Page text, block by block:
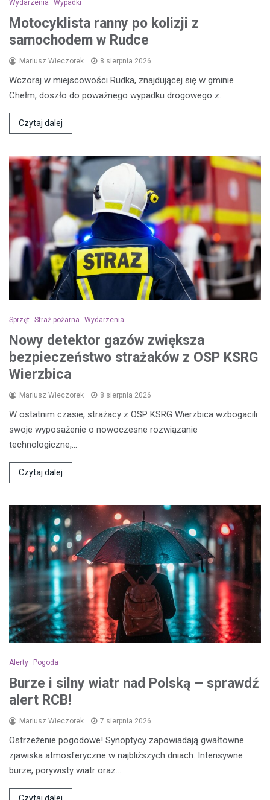
Wydarzenia Wypadki
Motocyklista ranny po kolizji z
samochodem w Rudce
Mariusz Wieczorek 8 sierpnia 2026
Wczoraj w miejscowości Rudka, znajdującej się w gminie
Chełm, doszło do poważnego wypadku drogowego z…
Czytaj dalej
Sprzęt Straż pożarna Wydarzenia
Nowy detektor gazów zwiększa
bezpieczeństwo strażaków z OSP KSRG
Wierzbica
Mariusz Wieczorek 8 sierpnia 2026
W ostatnim czasie, strażacy z OSP KSRG Wierzbica wzbogacili
swoje wyposażenie o nowoczesne rozwiązanie
technologiczne,…
Czytaj dalej
Alerty Pogoda
Burze i silny wiatr nad Polską – sprawdź
alert RCB!
Mariusz Wieczorek 7 sierpnia 2026
Ostrzeżenie pogodowe! Synoptycy zapowiadają gwałtowne
zjawiska atmosferyczne w najbliższych dniach. Intensywne
burze, porywisty wiatr oraz…